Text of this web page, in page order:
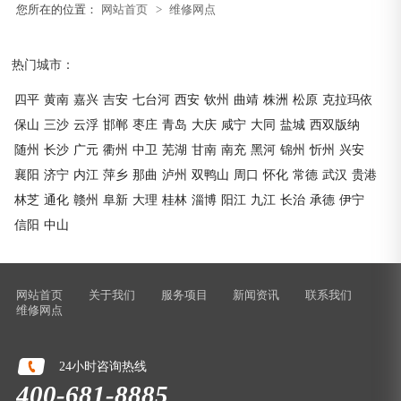
您所在的位置： 网站首页 > 维修网点
热门城市：
四平 黄南 嘉兴 吉安 七台河 西安 钦州 曲靖 株洲 松原 克拉玛依
保山 三沙 云浮 邯郸 枣庄 青岛 大庆 咸宁 大同 盐城 西双版纳
随州 长沙 广元 衢州 中卫 芜湖 甘南 南充 黑河 锦州 忻州 兴安
襄阳 济宁 内江 萍乡 那曲 泸州 双鸭山 周口 怀化 常德 武汉 贵港
林芝 通化 赣州 阜新 大理 桂林 淄博 阳江 九江 长治 承德 伊宁
信阳 中山
网站首页 关于我们 服务项目 新闻资讯
联系我们
维修网点
24小时咨询热线
400-681-8885